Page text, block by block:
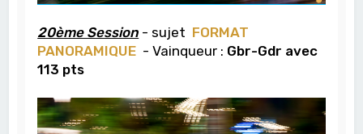
20ème Session - sujet FORMAT
PANORAMIQUE - Vainqueur : Gbr-Gdr avec
113 pts